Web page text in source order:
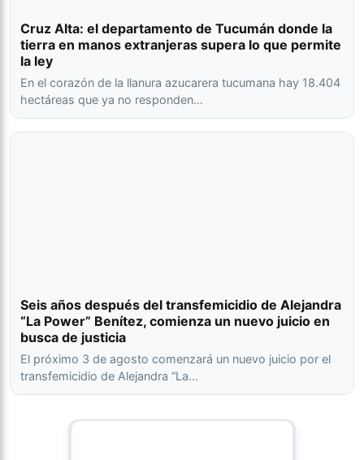
Cruz Alta: el departamento de Tucumán donde la
tierra en manos extranjeras supera lo que permite
la ley
En el corazón de la llanura azucarera tucumana hay 18.404
hectáreas que ya no responden…
Seis años después del transfemicidio de Alejandra
“La Power” Benítez, comienza un nuevo juicio en
busca de justicia
El próximo 3 de agosto comenzará un nuevo juicio por el
transfemicidio de Alejandra “La…